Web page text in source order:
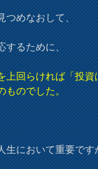
つめなおして、
するために、
上回らければ「投
ものでした。
生において重要です